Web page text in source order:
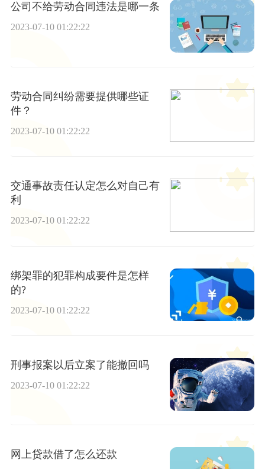
公司不给劳动合同违法是哪一条
2023-07-10 01:22:22
劳动合同纠纷需要提供哪些证
件？
2023-07-10 01:22:22
交通事故责任认定怎么对自己有
利
2023-07-10 01:22:22
绑架罪的犯罪构成要件是怎样
的?
2023-07-10 01:22:22
刑事报案以后立案了能撤回吗
2023-07-10 01:22:22
网上贷款借了怎么还款